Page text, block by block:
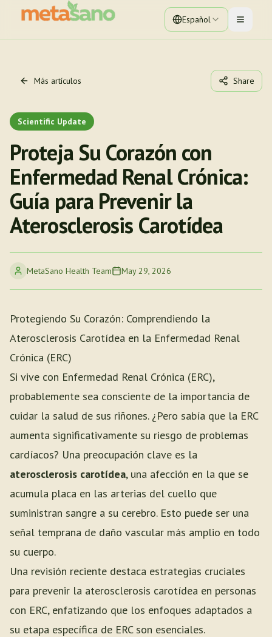
Español Toggle
Más artículos Share
Scientific Update
Proteja Su Corazón con
Enfermedad Renal Crónica:
Guía para Prevenir la
Aterosclerosis Carotídea
MetaSano Health Team May 29, 2026
Protegiendo Su Corazón: Comprendiendo la
Aterosclerosis Carotídea en la Enfermedad Renal
Crónica (ERC)
Si vive con Enfermedad Renal Crónica (ERC),
probablemente sea consciente de la importancia de
cuidar la salud de sus riñones. ¿Pero sabía que la ERC
aumenta significativamente su riesgo de problemas
cardíacos? Una preocupación clave es la
aterosclerosis carotídea, una afección en la que se
acumula placa en las arterias del cuello que
suministran sangre a su cerebro. Esto puede ser una
señal temprana de daño vascular más amplio en todo
su cuerpo.
Una revisión reciente destaca estrategias cruciales
para prevenir la aterosclerosis carotídea en personas
con ERC, enfatizando que los enfoques adaptados a
su etapa específica de ERC son esenciales.